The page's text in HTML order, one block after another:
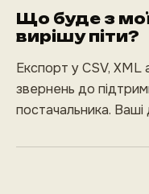
Що буде з
вирішу піти?
Експорт у CSV,
звернень до
постачальника.